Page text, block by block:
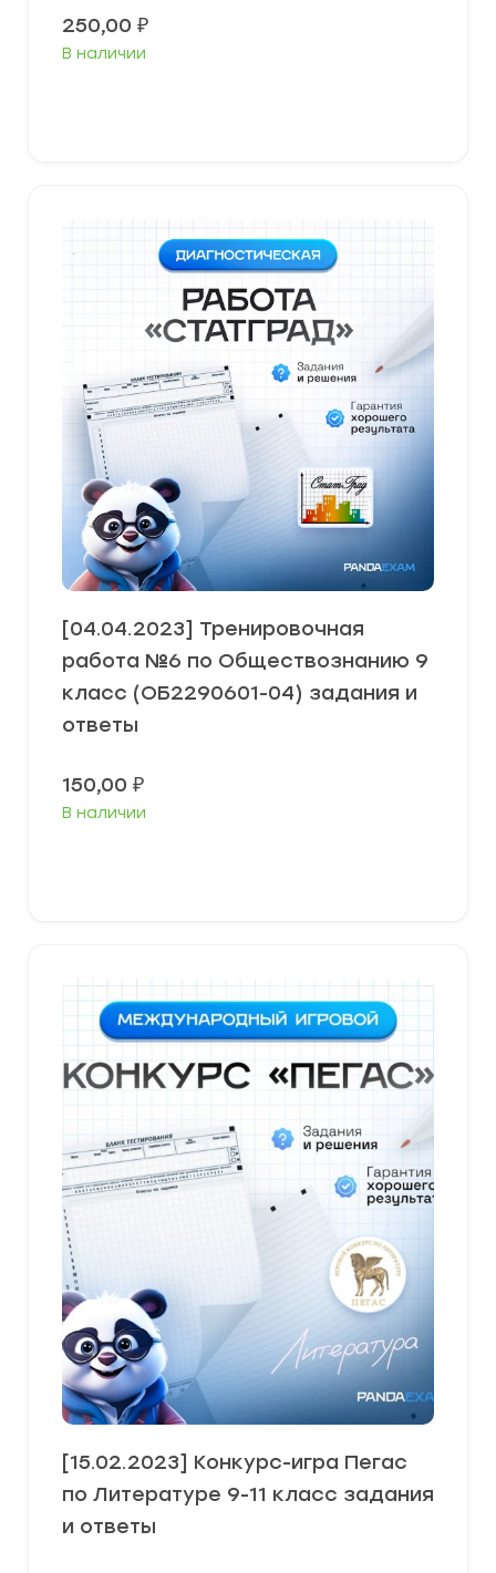
250,00 ₽
В наличии
[04.04.2023] Тренировочная
работа №6 по Обществознанию 9
класс (ОБ2290601-04) задания и
ответы
150,00 ₽
В наличии
[15.02.2023] Конкурс-игра Пегас
по Литературе 9-11 класс задания
и ответы